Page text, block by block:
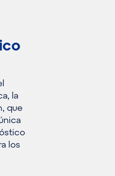
la
que
los